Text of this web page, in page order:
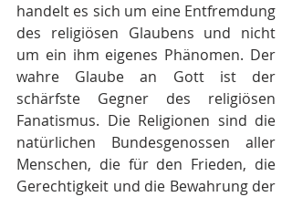
handelt es sich um eine Entfremdung
des religiösen Glaubens und nicht
um ein ihm eigenes Phänomen. Der
wahre Glaube an Gott ist der
schärfste Gegner des religiösen
Fanatismus. Die Religionen sind die
natürlichen Bundesgenossen aller
Menschen, die für den Frieden, die
Gerechtigkeit und die Bewahrung der